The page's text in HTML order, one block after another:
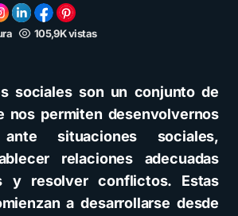
105,9K vistas
sociales son un conjunto de
nos permiten desenvolvernos
ante situaciones sociales,
relaciones adecuadas
y resolver conflictos. Estas
a desarrollarse desde